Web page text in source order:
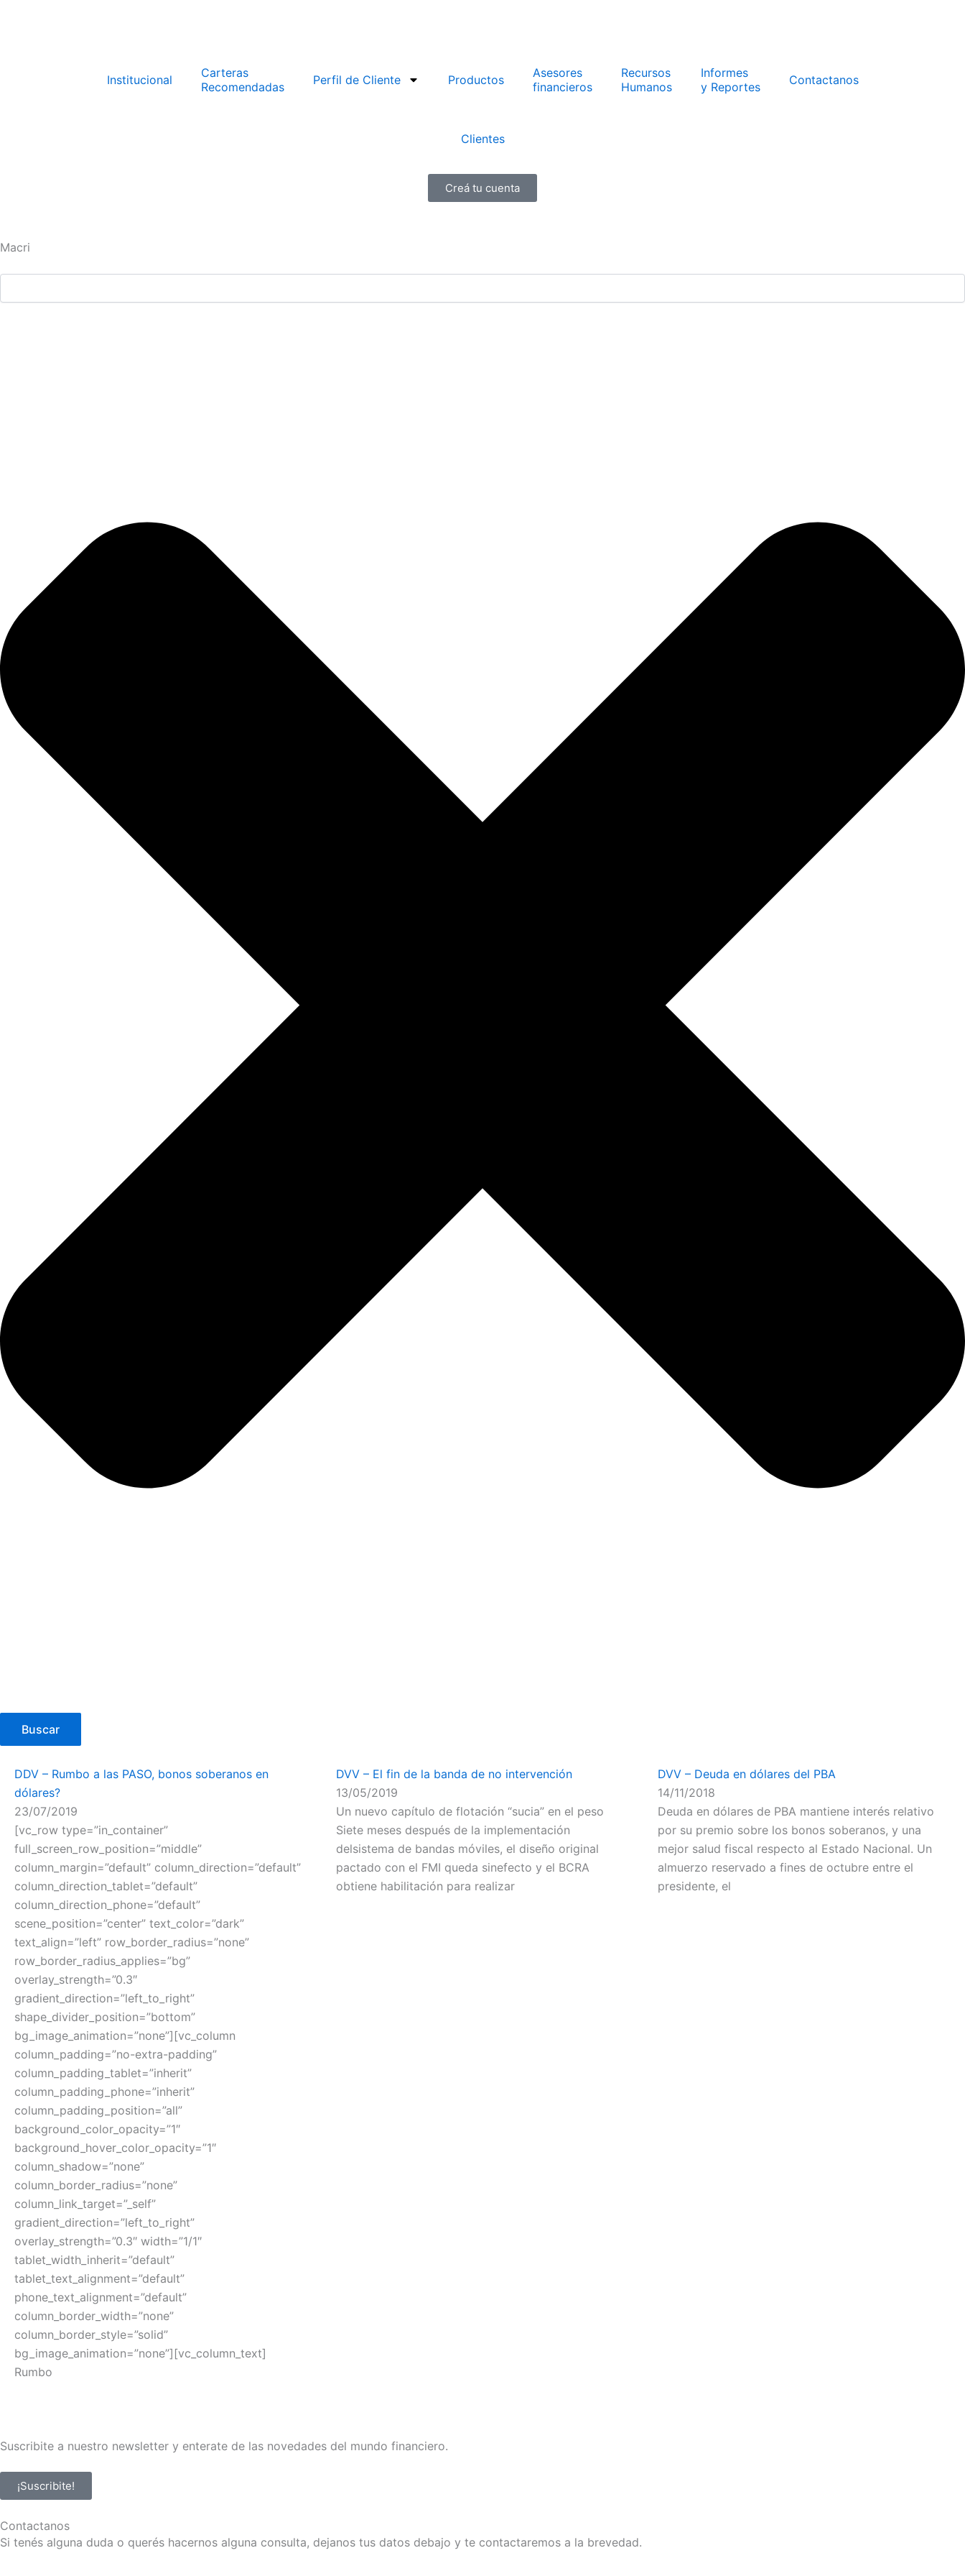
Institucional
Carteras
Recomendadas
Perfil de Cliente Productos
Asesores
financieros
Recursos
Humanos
Informes
y Reportes
Contactanos
Clientes
Creá tu cuenta
Macri
Buscar
DDV – Rumbo a las PASO, bonos soberanos en
dólares?
23/07/2019
[vc_row type=”in_container”
full_screen_row_position=”middle”
column_margin=”default” column_direction=”default”
column_direction_tablet=”default”
column_direction_phone=”default”
scene_position=”center” text_color=”dark”
text_align=”left” row_border_radius=”none”
row_border_radius_applies=”bg”
overlay_strength=”0.3″
gradient_direction=”left_to_right”
shape_divider_position=”bottom”
bg_image_animation=”none”][vc_column
column_padding=”no-extra-padding”
column_padding_tablet=”inherit”
column_padding_phone=”inherit”
column_padding_position=”all”
background_color_opacity=”1″
background_hover_color_opacity=”1″
column_shadow=”none”
column_border_radius=”none”
column_link_target=”_self”
gradient_direction=”left_to_right”
overlay_strength=”0.3″ width=”1/1″
tablet_width_inherit=”default”
tablet_text_alignment=”default”
phone_text_alignment=”default”
column_border_width=”none”
column_border_style=”solid”
bg_image_animation=”none”][vc_column_text]
Rumbo
DVV – El fin de la banda de no intervención
13/05/2019
Un nuevo capítulo de flotación “sucia” en el peso
Siete meses después de la implementación
delsistema de bandas móviles, el diseño original
pactado con el FMI queda sinefecto y el BCRA
obtiene habilitación para realizar
DVV – Deuda en dólares del PBA
14/11/2018
Deuda en dólares de PBA mantiene interés relativo
por su premio sobre los bonos soberanos, y una
mejor salud fiscal respecto al Estado Nacional. Un
almuerzo reservado a fines de octubre entre el
presidente, el
Suscribite a nuestro newsletter y enterate de las novedades del mundo financiero.
¡Suscribite!
Contactanos
Si tenés alguna duda o querés hacernos alguna consulta, dejanos tus datos debajo y te contactaremos a la brevedad.